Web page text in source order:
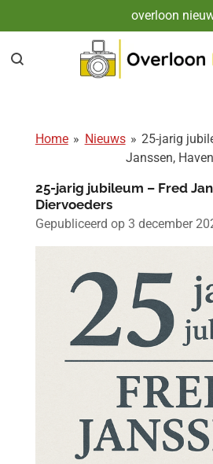
direct
naar
overloon
Home » Nieuws » 25-jarig
Janssen,
25-jarig jubileum – Fred
Diervoeders
Gepubliceerd op 3 december